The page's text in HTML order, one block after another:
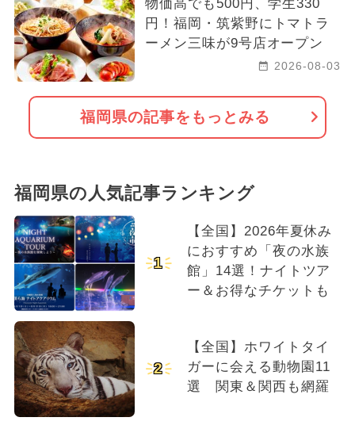
物価高でも500円、学生330
円！福岡・筑紫野にトマトラ
ーメン三味が9号店オープン
2026-08-03
福岡県の記事をもっとみる
福岡県の人気記事ランキング
1
【全国】2026年夏休み
におすすめ「夜の水族
館」14選！ナイトツア
ー＆お得なチケットも
2
【全国】ホワイトタイ
ガーに会える動物園11
選 関東＆関西も網羅